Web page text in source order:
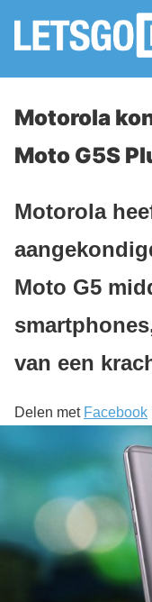
Motorola
Moto G5S
Motorola
Moto G5
van een
Delen met Facebook